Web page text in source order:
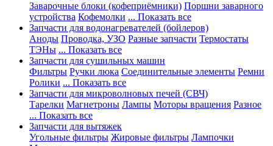
Заварочные блоки (кофеприёмники) Поршни заварного
устройства Кофемолки ... Показать все
Запчасти для водонагревателей (бойлеров)
Аноды Проводка, УЗО Разные запчасти Термостаты
ТЭНы ... Показать все
Запчасти для сушильных машин
Фильтры Ручки люка Соединительные элементы Ремни
Ролики ... Показать все
Запчасти для микроволновых печей (СВЧ)
Тарелки Магнетроны Лампы Моторы вращения Разное
... Показать все
Запчасти для вытяжек
Угольные фильтры Жировые фильтры Лампочки